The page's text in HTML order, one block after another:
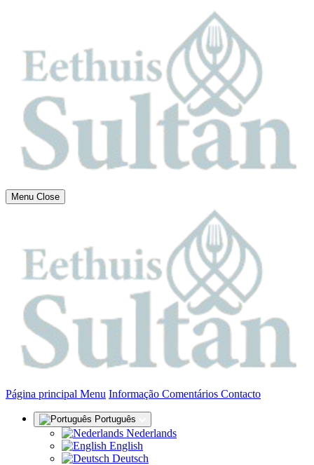
Menu Close
Página principal (actual)
Menu Informação Comentários Contacto
Português
Nederlands
English
Deutsch